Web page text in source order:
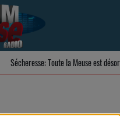
Sécheresse: Toute la Meuse est